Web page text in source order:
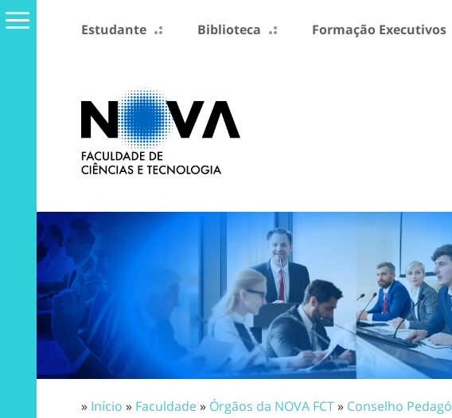
Estudante Biblioteca Formação Executivos
» Início » Faculdade» Órgãos da NOVA FCT» Conselho